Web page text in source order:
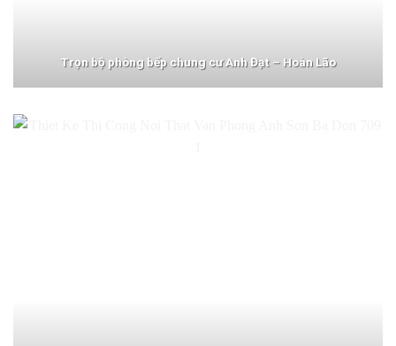
Trọn bộ phòng bếp chung cư Anh Đạt – Hoàn Lão